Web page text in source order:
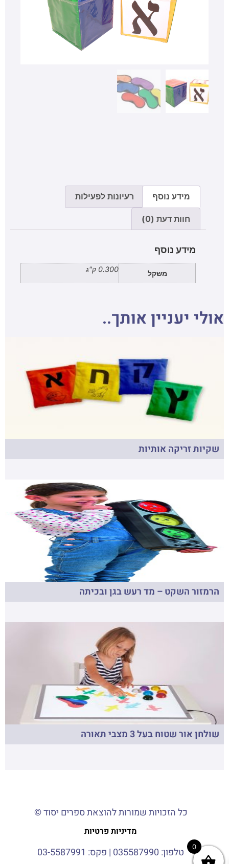
מידע נוסף רעיונות לפעילות
חוות דעת (0)
מידע נוסף
משקל 0.300 ק"ג
אולי יעניין אותך..
שקיות זריקה אותיות
הרמזור השקט – מד רעש בגן ובכיתה
שולחן אור שטוח בעל 3 מצבי תאורה
כל הזכויות שמורות להוצאת ספרים יסוד ©
מדיניות פרטיות
טלפון: 035587990 | פקס: 03-5587991 0